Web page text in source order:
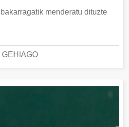
menderatu dituzte
GEHIAGO